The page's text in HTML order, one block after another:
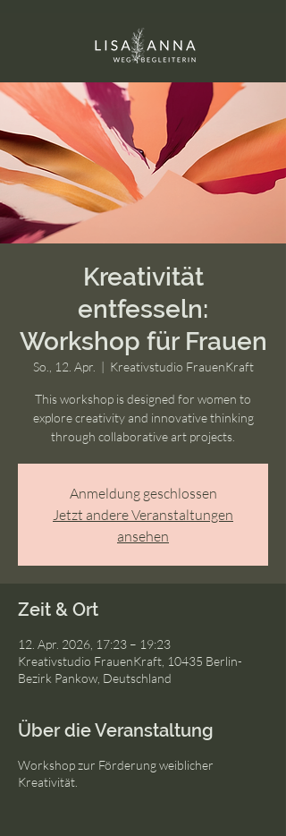
Kreativität
entfesseln:
Workshop für Frauen
So., 12. Apr.
  |
Kreativstudio FrauenKraft
This workshop is designed for women to
explore creativity and innovative thinking
through collaborative art projects.
Anmeldung geschlossen
Jetzt andere Veranstaltungen
ansehen
Zeit & Ort
12. Apr. 2026, 17:23 – 19:23
Kreativstudio FrauenKraft, 10435 Berlin-
Bezirk Pankow, Deutschland
Über die Veranstaltung
Workshop zur Förderung weiblicher
Kreativität.